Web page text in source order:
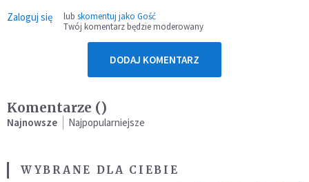
Zaloguj się lub skomentuj jako Gość
Twój komentarz będzie moderowany
DODAJ KOMENTARZ
Komentarze ()
Najnowsze Najpopularniejsze
WYBRANE DLA CIEBIE